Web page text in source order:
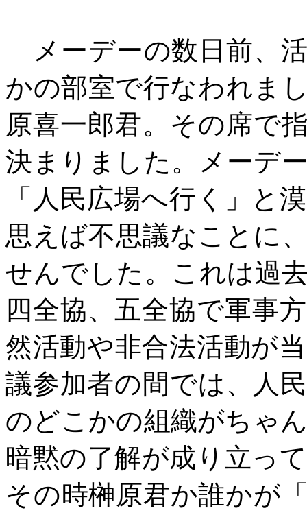
メーデーの数日前、
かの部室で行なわれま
原喜一郎君。その席で
決まりました。メーデ
「人民広場へ行く」と
思えば不思議なことに
せんでした。これは過
四全協、五全協で軍事
然活動や非合法活動が
議参加者の間では、人
のどこかの組織がちゃ
暗黙の了解が成り立っ
その時榊原君か誰かが